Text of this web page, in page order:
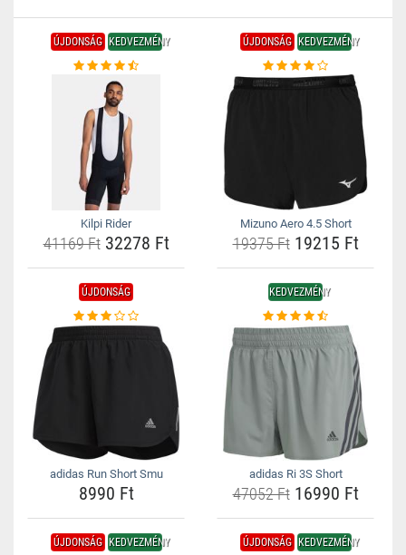
ÚJDONSÁG KEDVEZMÉNY
Kilpi Rider
41169 Ft32278 Ft
ÚJDONSÁG KEDVEZMÉNY
Mizuno Aero 4.5 Short
19375 Ft19215 Ft
ÚJDONSÁG
adidas Run Short Smu
8990 Ft
KEDVEZMÉNY
adidas Ri 3S Short
47052 Ft16990 Ft
ÚJDONSÁG KEDVEZMÉNY ÚJDONSÁG KEDVEZMÉNY